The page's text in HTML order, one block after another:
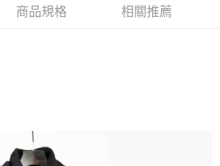
訊認證，即可結帳。
不需立刻繳費，但若您需要取消訂單，請聯絡
意取消之訂單仍視為有效，需透過AFTEE先享
含以上)免運費
元免運
商品規格 相關推薦